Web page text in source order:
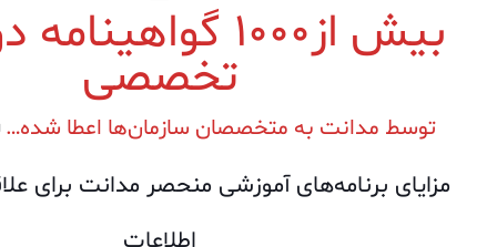
بیش از۱۰۰۰
تخصصی
توسط مدانت به متخصصان سازمان‌ها اعطا شده…
مزایای برنامه‌های آموزشی منحصر مدانت برای